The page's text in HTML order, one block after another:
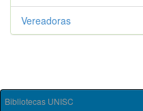
Vereadoras
Bibliotecas UNISC